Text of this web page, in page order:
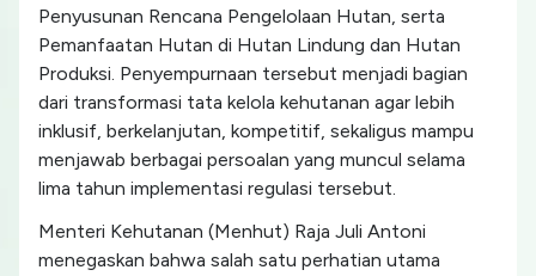
Penyusunan Rencana Pengelolaan Hutan, serta
Pemanfaatan Hutan di Hutan Lindung dan Hutan
Produksi. Penyempurnaan tersebut menjadi bagian
dari transformasi tata kelola kehutanan agar lebih
inklusif, berkelanjutan, kompetitif, sekaligus mampu
menjawab berbagai persoalan yang muncul selama
lima tahun implementasi regulasi tersebut.
Menteri Kehutanan (Menhut) Raja Juli Antoni
menegaskan bahwa salah satu perhatian utama